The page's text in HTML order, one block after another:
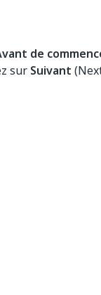
de
sur Suivant